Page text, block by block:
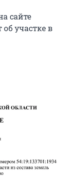
сайте
об участке в